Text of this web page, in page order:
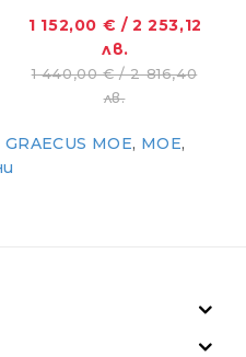
1 152,00 € / 2 253,12
лв.
1 440,00 € / 2 816,40
лв.
MOE, MOE,
ZANON MARLIN SA 160 - за лесна резитба в гъста растителност